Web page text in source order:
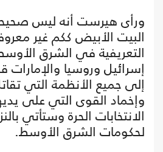
ورأى هيرست أنه ليس
البيت الأبيض ككم غير
التعريفية في الشرق
إسرائيل وروسيا
إلى جميع الأنظمة التي
وإخماد القوى التي على
الانتخابات الحرة وستأتي
لحكومات الشرق الأوسط.